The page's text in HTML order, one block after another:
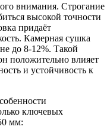
внимания. Строгание
высокой точности
придаёт
Камерная сушка
до 8-12%. Такой
положительно влияет
и устойчивость к
ключевых
мм: